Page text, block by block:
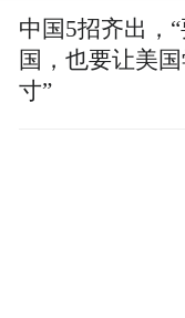
中国5招齐出，
国，也要让美
寸”